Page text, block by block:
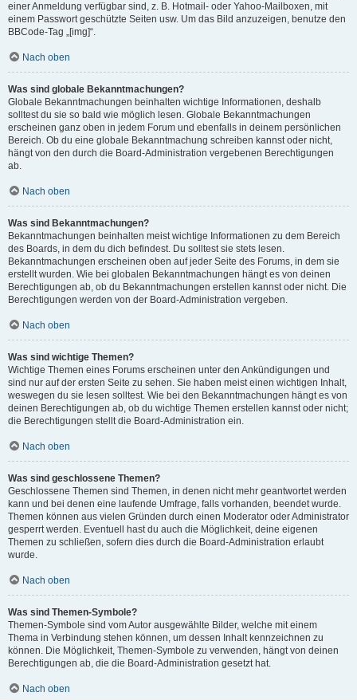
einer Anmeldung verfügbar sind, z. B. Hotmail- oder Yahoo-Mailboxen, mit
einem Passwort geschützte Seiten usw. Um das Bild anzuzeigen, benutze den
BBCode-Tag „[img]“.
Nach oben
Was sind globale Bekanntmachungen?
Globale Bekanntmachungen beinhalten wichtige Informationen, deshalb
solltest du sie so bald wie möglich lesen. Globale Bekanntmachungen
erscheinen ganz oben in jedem Forum und ebenfalls in deinem persönlichen
Bereich. Ob du eine globale Bekanntmachung schreiben kannst oder nicht,
hängt von den durch die Board-Administration vergebenen Berechtigungen
ab.
Nach oben
Was sind Bekanntmachungen?
Bekanntmachungen beinhalten meist wichtige Informationen zu dem Bereich
des Boards, in dem du dich befindest. Du solltest sie stets lesen.
Bekanntmachungen erscheinen oben auf jeder Seite des Forums, in dem sie
erstellt wurden. Wie bei globalen Bekanntmachungen hängt es von deinen
Berechtigungen ab, ob du Bekanntmachungen erstellen kannst oder nicht. Die
Berechtigungen werden von der Board-Administration vergeben.
Nach oben
Was sind wichtige Themen?
Wichtige Themen eines Forums erscheinen unter den Ankündigungen und
sind nur auf der ersten Seite zu sehen. Sie haben meist einen wichtigen Inhalt,
weswegen du sie lesen solltest. Wie bei den Bekanntmachungen hängt es von
deinen Berechtigungen ab, ob du wichtige Themen erstellen kannst oder nicht;
die Berechtigungen stellt die Board-Administration ein.
Nach oben
Was sind geschlossene Themen?
Geschlossene Themen sind Themen, in denen nicht mehr geantwortet werden
kann und bei denen eine laufende Umfrage, falls vorhanden, beendet wurde.
Themen können aus vielen Gründen durch einen Moderator oder Administrator
gesperrt werden. Eventuell hast du auch die Möglichkeit, deine eigenen
Themen zu schließen, sofern dies durch die Board-Administration erlaubt
wurde.
Nach oben
Was sind Themen-Symbole?
Themen-Symbole sind vom Autor ausgewählte Bilder, welche mit einem
Thema in Verbindung stehen können, um dessen Inhalt kennzeichnen zu
können. Die Möglichkeit, Themen-Symbole zu verwenden, hängt von deinen
Berechtigungen ab, die die Board-Administration gesetzt hat.
Nach oben